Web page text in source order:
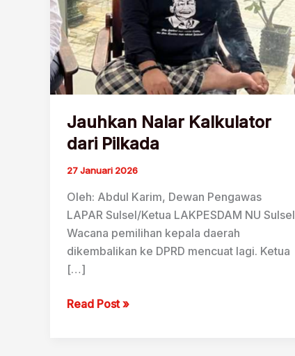
Jauhkan Nalar Kalkulator
dari Pilkada
27 Januari 2026
Oleh: Abdul Karim, Dewan Pengawas
LAPAR Sulsel/Ketua LAKPESDAM NU Sulsel
Wacana pemilihan kepala daerah
dikembalikan ke DPRD mencuat lagi. Ketua
[…]
Jauhkan
Read Post »